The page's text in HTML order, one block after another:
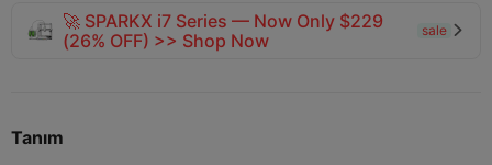
🚀 SPARKX i7 Series — Now Only $229
(26% OFF) >> Shop Now
sale 
Tanım